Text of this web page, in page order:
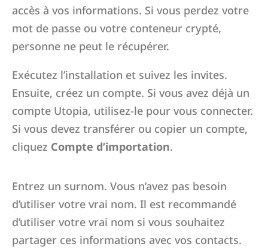
accès à vos informations. Si vous perdez votre
mot de passe ou votre conteneur crypté,
personne ne peut le récupérer.
Exécutez l’installation et suivez les invites.
Ensuite, créez un compte. Si vous avez déjà un
compte Utopia, utilisez-le pour vous connecter.
Si vous devez transférer ou copier un compte,
cliquez Compte d’importation.
Entrez un surnom. Vous n’avez pas besoin
d’utiliser votre vrai nom. Il est recommandé
d’utiliser votre vrai nom si vous souhaitez
partager ces informations avec vos contacts.